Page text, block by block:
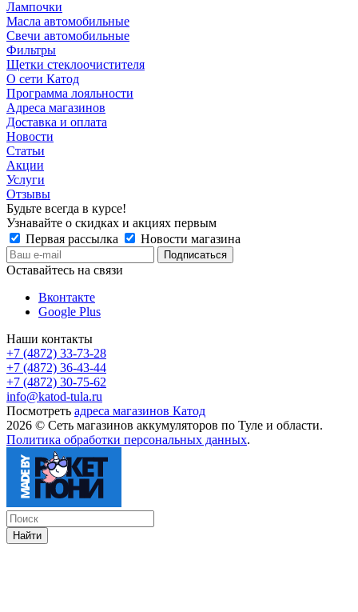
Лампочки
Масла автомобильные
Свечи автомобильные
Фильтры
Щетки стеклоочистителя
О сети Катод
Программа лояльности
Адреса магазинов
Доставка и оплата
Новости
Статьи
Акции
Услуги
Отзывы
Будьте всегда в курсе!
Узнавайте о скидках и акциях первым
Первая рассылка
Новости магазина
Оставайтесь на связи
Вконтакте
Google Plus
Наши контакты
+7 (4872) 33-73-28
+7 (4872) 36-43-44
+7 (4872) 30-75-62
info@katod-tula.ru
Посмотреть адреса магазинов Катод
2026 © Сеть магазинов аккумуляторов по Туле и области.
Политика обработки персональных данных.
Найти